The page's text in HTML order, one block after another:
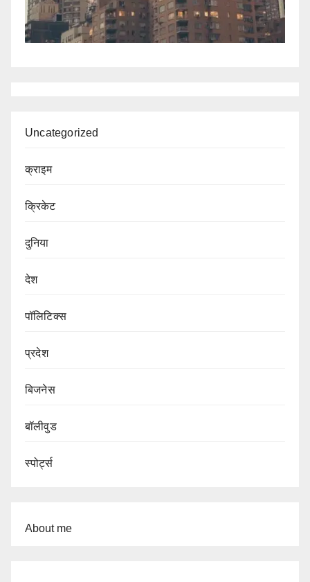
Uncategorized
क्राइम
क्रिकेट
दुनिया
देश
पॉलिटिक्स
प्रदेश
बिजनेस
बॉलीवुड
स्पोर्ट्स
About me